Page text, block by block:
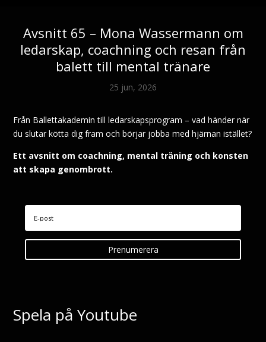
Avsnitt 65 – Mona Wassermann om
ledarskap, coachning och resan från
balett till mental tränare
25 jun, 2026
Från Ballettakademin till ledarskapsprogram – vad händer när
du slutar kötta dig fram och börjar jobba med hjärnan istället?
Ett avsnitt om coachning, mental träning och konsten
att skapa genombrott.
Prenumerera
Spela på Youtube